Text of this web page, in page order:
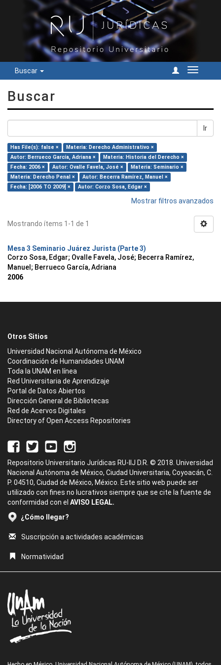
Buscar
Cambiar
Buscar
Ir
Has File(s): false ×
Materia: Derecho Administrativo ×
Autor: Berrueco García, Adriana ×
Materia: Historia del Derecho ×
Fecha: 2006 ×
Autor: Ovalle Favela, José ×
Materia: Seminario ×
Materia: Derecho Penal ×
Autor: Becerra Ramírez, Manuel ×
Fecha: [2006 TO 2009] ×
Autor: Corzo Sosa, Edgar ×
Mostrar filtros avanzados
Mostrando ítems 1-1 de 1
Mesa 3 Seminario Juárez Jurista (Parte 3)
Corzo Sosa, Edgar; Ovalle Favela, José; Becerra Ramírez,
Manuel ; Berrueco García, Adriana
2006
Otros Sitios
Universidad Nacional Autónoma de México
Coordinación de Humanidades UNAM
Toda la UNAM en línea
Red Universitaria de Aprendizaje
Portal de Datos Abiertos
Dirección General de Bibliotecas
Red de Acervos Digitales
Directory of Open Access Repositories
Repositorio Universitario Jurídicas RU-IIJ D.R. © 2018. Universidad
Nacional Autónoma de México, Ciudad Universitaria, Coyoacán, C.
P. 04510, Ciudad de México, México. Este sitio web puede ser
utilizado con fines no lucrativos siempre que se cite la fuente de
conformidad con el AVISO LEGAL.
¿Cómo llegar?
Suscripción a actividades académicas
Normatividad